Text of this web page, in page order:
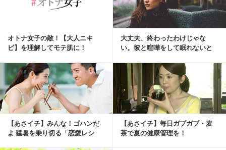
オトナ女子の敵！【大人ニキ
ビ】を理解してモテ肌に！
大丈夫、終わったわけじゃな
い。彼と喧嘩をして眠れないと
【あさイチ】みんな！ゴハンだ
よ 猛暑を乗り切る「恋愛レシ
【あさイチ】毎日ガブガブ・麦
茶で夏の健康管理を！